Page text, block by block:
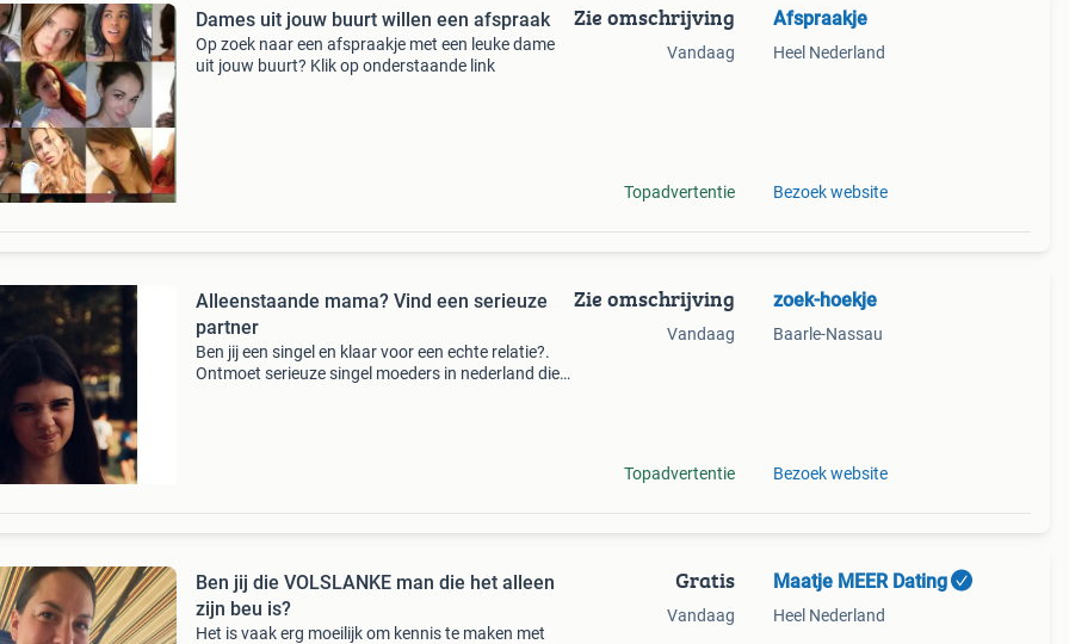
Dames uit jouw buurt willen een afspraak
Op zoek naar een afspraakje met een leuke dame
uit jouw buurt? Klik op onderstaande link
Zie omschrijving
Vandaag
Topadvertentie
Afspraakje
Heel Nederland
Bezoek website
Alleenstaande mama? Vind een serieuze
partner
Ben jij een singel en klaar voor een echte relatie?.
Ontmoet serieuze singel moeders in nederland die
Zie omschrijving
Vandaag
Topadvertentie
zoek-hoekje
Baarle-Nassau
Bezoek website
Ben jij die VOLSLANKE man die het alleen
zijn beu is?
Het is vaak erg moeilijk om kennis te maken met
Gratis
Vandaag
Maatje MEER Dating
Heel Nederland